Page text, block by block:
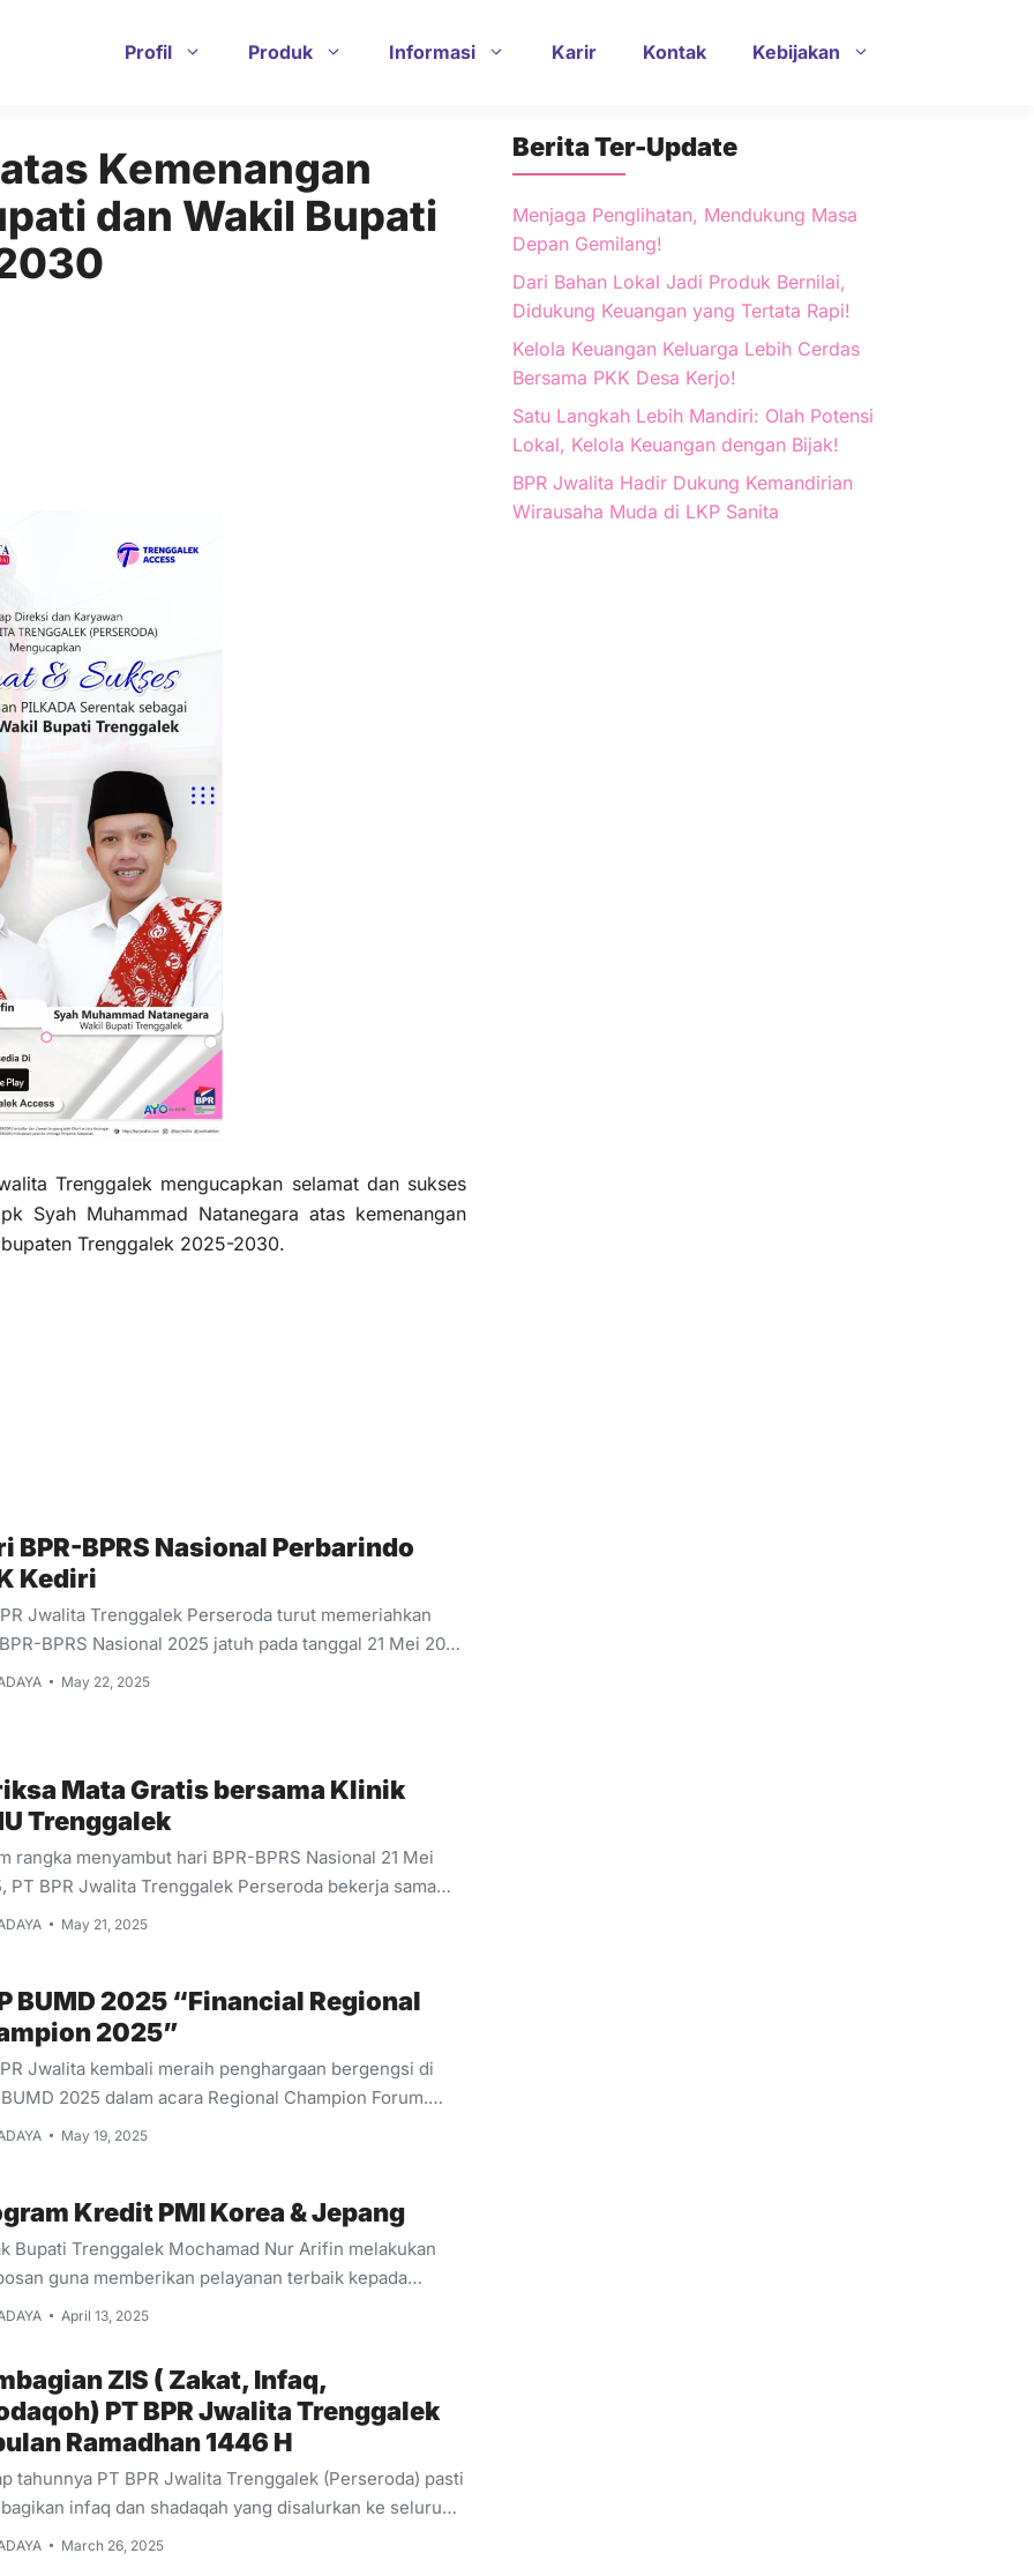
Profil Produk Informasi Karir Kontak Kebijakan
Kemenangan
dan Wakil Bupati
Trenggalek mengucapkan selamat dan sukses
Syah Muhammad Natanegara atas kemenangan
Trenggalek 2025-2030.
BPR-BPRS Nasional Perbarindo
Kediri
Jwalita Trenggalek Perseroda turut memeriahkan
BPRS Nasional 2025 jatuh pada tanggal 21 Mei 2025
berlokasi di Kota Blitar. Perbarindo DPK Kediri juga
May 22, 2025
Mata Gratis bersama Klinik
Trenggalek
rangka menyambut hari BPR-BPRS Nasional 21 Mei
PT BPR Jwalita Trenggalek Perseroda bekerja sama
Klinik Mata KMU Trenggalek mengadakan pelayanan
jauh), dan hipermetropi (dabun dekat) bisa juga
katarak pada penderita. Beberapa orang
kacamata gratis bagi penderita ringan yang
pertolongan.
May 21, 2025
BUMD 2025 “Financial Regional
2025”
Jwalita kembali meraih penghargaan bergengsi di
2025 dalam acara Regional Champion Forum.
kesempatan ini PT BPR Jwalita mendapatkan
16 Mei 2025
May 19, 2025
Kredit PMI Korea & Jepang
Bupati Trenggalek Mochamad Nur Arifin melakukan
guna memberikan pelayanan terbaik kepada
Trenggalek, salah satunya memberikan
ke luar negeri diantaranya Korsel dan Jepang.
ini berupa penandatanganan nota kesepahaman
bentuk MoU dengan pemerintah Korea Selatan (Korsel)
penyaluran Pekerja Migran Indonesia (PMI) ke negara
Penandatanganan dilakukan bersama perwakilan
Lee Kyeong Youn, PT Intersolusi Indonesia dan salah
yakni PT BPR Jwalita Trenggalek Perseroda.
April 13, 2025
ZIS ( Zakat, Infaq,
PT BPR Jwalita Trenggalek
Ramadhan 1446 H
tahunnya PT BPR Jwalita Trenggalek (Perseroda) pasti
infaq dan shadaqah yang disalurkan ke seluruh
Trenggalek, lebih tepatnya sekitar Kantor Kas seluruh
March 26, 2025
Berita Ter-Update
Menjaga Penglihatan, Mendukung Masa
Depan Gemilang!
Dari Bahan Lokal Jadi Produk Bernilai,
Didukung Keuangan yang Tertata Rapi!
Kelola Keuangan Keluarga Lebih Cerdas
Bersama PKK Desa Kerjo!
Satu Langkah Lebih Mandiri: Olah Potensi
Lokal, Kelola Keuangan dengan Bijak!
BPR Jwalita Hadir Dukung Kemandirian
Wirausaha Muda di LKP Sanita